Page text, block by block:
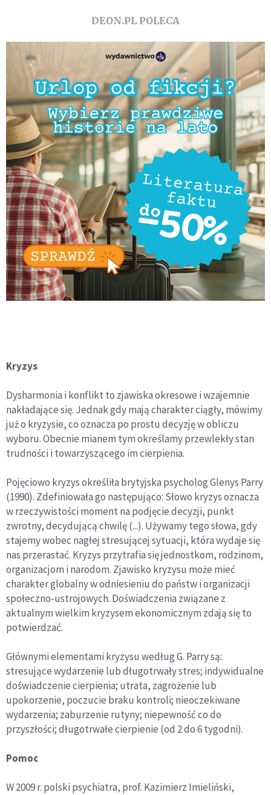
DEON.PL POLECA
Kryzys
Dysharmonia i konflikt to zjawiska okresowe i wzajemnie
nakładające się. Jednak gdy mają charakter ciągły, mówimy
już o kryzysie, co oznacza po prostu decyzję w obliczu
wyboru. Obecnie mianem tym określamy przewlekły stan
trudności i towarzyszącego im cierpienia.
Pojęciowo kryzys określiła brytyjska psycholog Glenys Parry
(1990). Zdefiniowała go następująco: Słowo kryzys oznacza
w rzeczywistości moment na podjęcie decyzji, punkt
zwrotny, decydującą chwilę (...). Używamy tego słowa, gdy
stajemy wobec nagłej stresującej sytuacji, która wydaje się
nas przerastać. Kryzys przytrafia się jednostkom, rodzinom,
organizacjom i narodom. Zjawisko kryzysu może mieć
charakter globalny w odniesieniu do państw i organizacji
społeczno-ustrojowych. Doświadczenia związane z
aktualnym wielkim kryzysem ekonomicznym zdają się to
potwierdzać.
Głównymi elementami kryzysu według G. Parry są:
stresujące wydarzenie lub długotrwały stres; indywidualne
doświadczenie cierpienia; utrata, zagrożenie lub
upokorzenie, poczucie braku kontroli; nieoczekiwane
wydarzenia; zaburzenie rutyny; niepewność co do
przyszłości; długotrwałe cierpienie (od 2 do 6 tygodni).
Pomoc
W 2009 r. polski psychiatra, prof. Kazimierz Imieliński,